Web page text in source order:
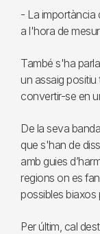
- La importància
a l'hora de
També s'ha
un assaig
convertir-se en
De la seva
que s'han de
amb guies
regions on es
possibles biaxos
Per últim, cal